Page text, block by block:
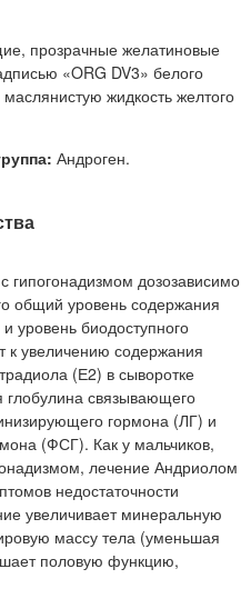
прозрачные желатиновые
«ORG DV3» белого
жидкость желтого
Андроген.
дозозависимо
общий уровень содержания
уровень биодоступного
к увеличению содержания
(Е2) в сыворотке
связывающего
гормона (ЛГ) и
(ФСГ). Как у мальчиков,
лечение Андриолом
недостаточности
увеличивает минеральную
массу тела (уменьшая
половую функцию,